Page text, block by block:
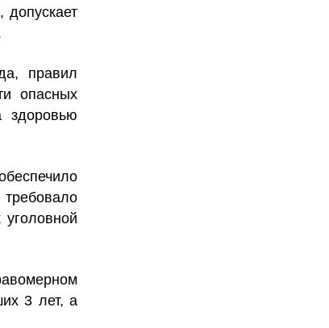
правил
опасных
здоровью
3 лет, а